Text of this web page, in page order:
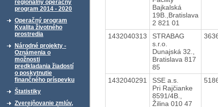
regionálny operačný
program 2014 - 2020
Operačný program
Kvalita životného
prostredia
Národné projekty -
Oznámenia o
možnosti
predkladania žiadostí
o poskytnutie
finančného príspevku
Štatistiky
Zverejňovanie zmlúv,
Bajkalská
19B.,Bratislava
2 821 01
1432040313
STRABAG
s.r.o.
Dunajská 32.,
Bratislava 817
85
1432040291
SSE a.s.
Pri Rajčianke
8591/4B.,
Žilina 010 47